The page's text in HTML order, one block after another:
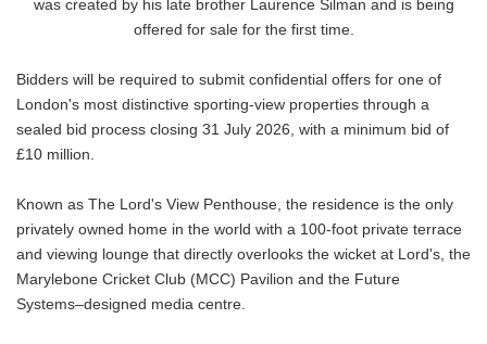
was created by his late brother Laurence Silman and is being
offered for sale for the first time.
Bidders will be required to submit confidential offers for one of
London's most distinctive sporting-view properties through a
sealed bid process closing 31 July 2026, with a minimum bid of
£10 million.
Known as The Lord's View Penthouse, the residence is the only
privately owned home in the world with a 100-foot private terrace
and viewing lounge that directly overlooks the wicket at Lord's, the
Marylebone Cricket Club (MCC) Pavilion and the Future
Systems–designed media centre.